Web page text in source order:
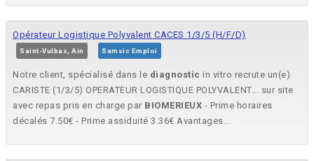
Opérateur Logistique Polyvalent CACES 1/3/5 (H/F/D)
Saint-Vulbas, Ain Samsic Emploi
Notre client, spécialisé dans le diagnostic in vitro recrute un(e)
CARISTE (1/3/5) OPERATEUR LOGISTIQUE POLYVALENT... sur site
avec repas pris en charge par BIOMERIEUX - Prime horaires
décalés 7.50€ - Prime assiduité 3.36€ Avantages...